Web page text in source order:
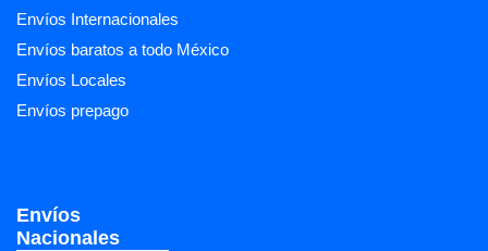
Envíos Internacionales
Envíos baratos a todo México
Envíos Locales
Envíos prepago
Envíos
Nacionales